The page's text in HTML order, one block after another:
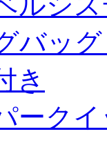
バッ
き
ーク